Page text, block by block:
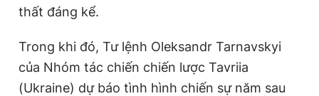
thất đáng kể.
Trong khi đó, Tư lệnh Oleksandr Tarnavskyi
của Nhóm tác chiến chiến lược Tavriia
(Ukraine) dự báo tình hình chiến sự năm sau